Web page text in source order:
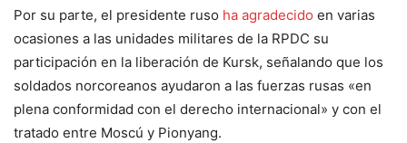
Por su parte, el presidente ruso ha agradecido en varias
ocasiones a las unidades militares de la RPDC su
participación en la liberación de Kursk, señalando que los
soldados norcoreanos ayudaron a las fuerzas rusas «en
plena conformidad con el derecho internacional» y con el
tratado entre Moscú y Pionyang.